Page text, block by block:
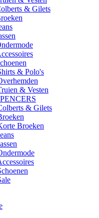
& Gilets
& Polo's
& Vesten
& Gilets
Broeken